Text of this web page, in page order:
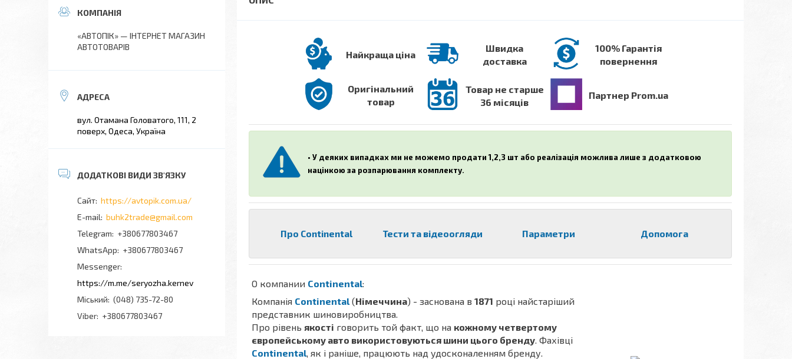
Найкраща ціна
Швидка
доставка
100% Гарантія
повернення
Оригінальний
товар
Товар не старше
36 місяців
Партнер Prom.ua
• У деяких випадках ми не можемо продати 1,2,3 шт або реалізація можлива лише з додатковою
націнкою за розпарювання комплекту.
Про Continental Тести та відеоогляди Параметри Допомога
О компании Continental:
Компанія Continental(Німеччина) - заснована в 1871 році найстаріший
представник шиновиробництва.
Про рівень якості говорить той факт, що на кожному четвертому
європейському авто використовуються шини цього бренду. Фахівці
Continental, як і раніше, працюють над удосконаленням бренду.
«АВТОПІК» — ІНТЕРНЕТ МАГАЗИН
АВТОТОВАРІВ
вул. Отамана Головатого, 111, 2
поверх, Одеса, Україна
https://avtopik.com.ua/
buhk2trade@gmail.com
+380677803467
+380677803467
Messenger
https://m.me/seryozha.kernev
Міський (048) 735-72-80
Viber +380677803467